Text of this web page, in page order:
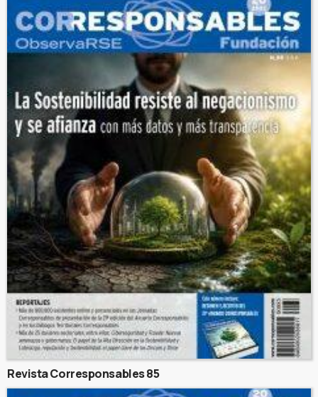
Revista Corresponsables 85